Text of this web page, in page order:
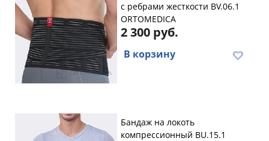
с ребрами жесткости BV.06.1
ORTOMEDICA
2 300 руб.
В корзину
Бандаж на локоть
компрессионный BU.15.1